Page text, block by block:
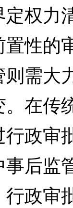
权力
性的
需大
在传
政审
后监
政审